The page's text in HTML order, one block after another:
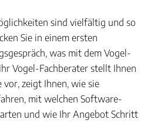
sind vielfältig und so
Sie in einem ersten
was mit dem Vogel-
Vogel-Fachberater stellt Ihnen
zeigt Ihnen, wie sie
mit welchen Software-
und wie Ihr Angebot Schritt